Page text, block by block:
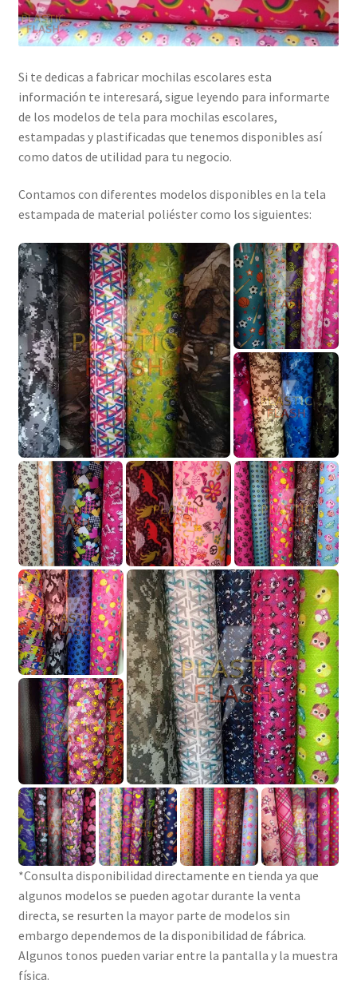
Si te dedicas a fabricar mochilas escolares esta
información te interesará, sigue leyendo para informarte
de los modelos de tela para mochilas escolares,
estampadas y plastificadas que tenemos disponibles así
como datos de utilidad para tu negocio.
Contamos con diferentes modelos disponibles en la tela
estampada de material poliéster como los siguientes:
*Consulta disponibilidad directamente en tienda ya que
algunos modelos se pueden agotar durante la venta
directa, se resurten la mayor parte de modelos sin
embargo dependemos de la disponibilidad de fábrica.
Algunos tonos pueden variar entre la pantalla y la muestra
física.